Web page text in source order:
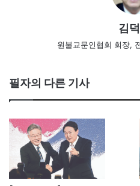
김
원불교문인협회 회장,
필자의 다른 기사